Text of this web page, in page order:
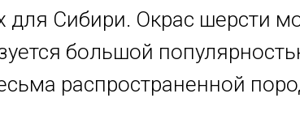
для Сибири. Окрас шерсти
большой
распространенной